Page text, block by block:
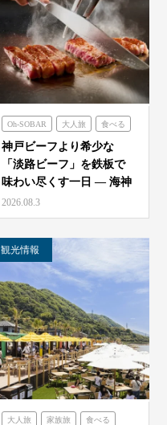
Oh-SOBAR 大人旅 食べる
のじまスコーラ 海神人の食卓
神戸ビーフより希少な
「淡路ビーフ」を鉄板で
味わい尽くす一日 — 海神
人（アマン）の食卓
「桟…
2026.08.3
観光情報
大人旅 家族旅 食べる